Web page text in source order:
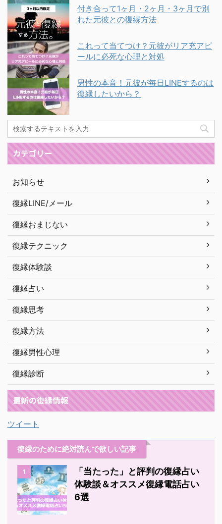
付き合って1ヶ月・2ヶ月・3ヶ月で別
れた元彼との復縁方法
これって当てつけ？元彼がリア充アピ
ールに必死な心理と対処
男性の本音！元彼が毎日LINEするのは
復縁したいから？
カテゴリー
お知らせ
復縁LINE/メール
復縁おまじない
復縁テクニック
復縁体験談
復縁占い
復縁思考
復縁方法
復縁男性心理
復縁診断
最新の復縁情報
ツイート
復縁のために絶対読んで欲しい記事
1
「当たった」と評判の復縁占い
体験談＆オススメ復縁電話占い
6選